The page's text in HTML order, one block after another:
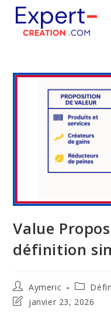
content
Value
définition
Auteur/autrice
de
la
Aymeric
Post
category:
Dernière
janvier 23, 2026